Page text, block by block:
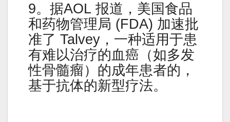
9。据AOL 报道，美国食品
和药物管理局 (FDA) 加速批
准了 Talvey，一种适用于患
有难以治疗的血癌（如多发
性骨髓瘤）的成年患者的，
基于抗体的新型疗法。